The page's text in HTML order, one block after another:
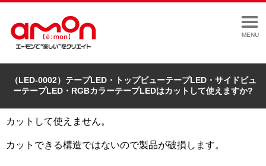
MENU
（LED-0002）テープLED・トップビューテープLED・サイドビュ
ーテープLED・RGBカラーテープLEDはカットして使えますか?
カットして使えません。
カットできる構造ではないので製品が破損します。